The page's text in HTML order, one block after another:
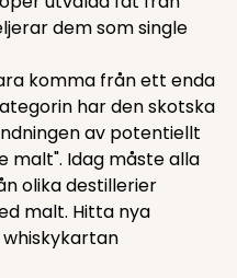
dem som single
komma från ett enda
har den skotska
av potentiellt
malt". Idag måste alla
olika destillerier
malt. Hitta nya